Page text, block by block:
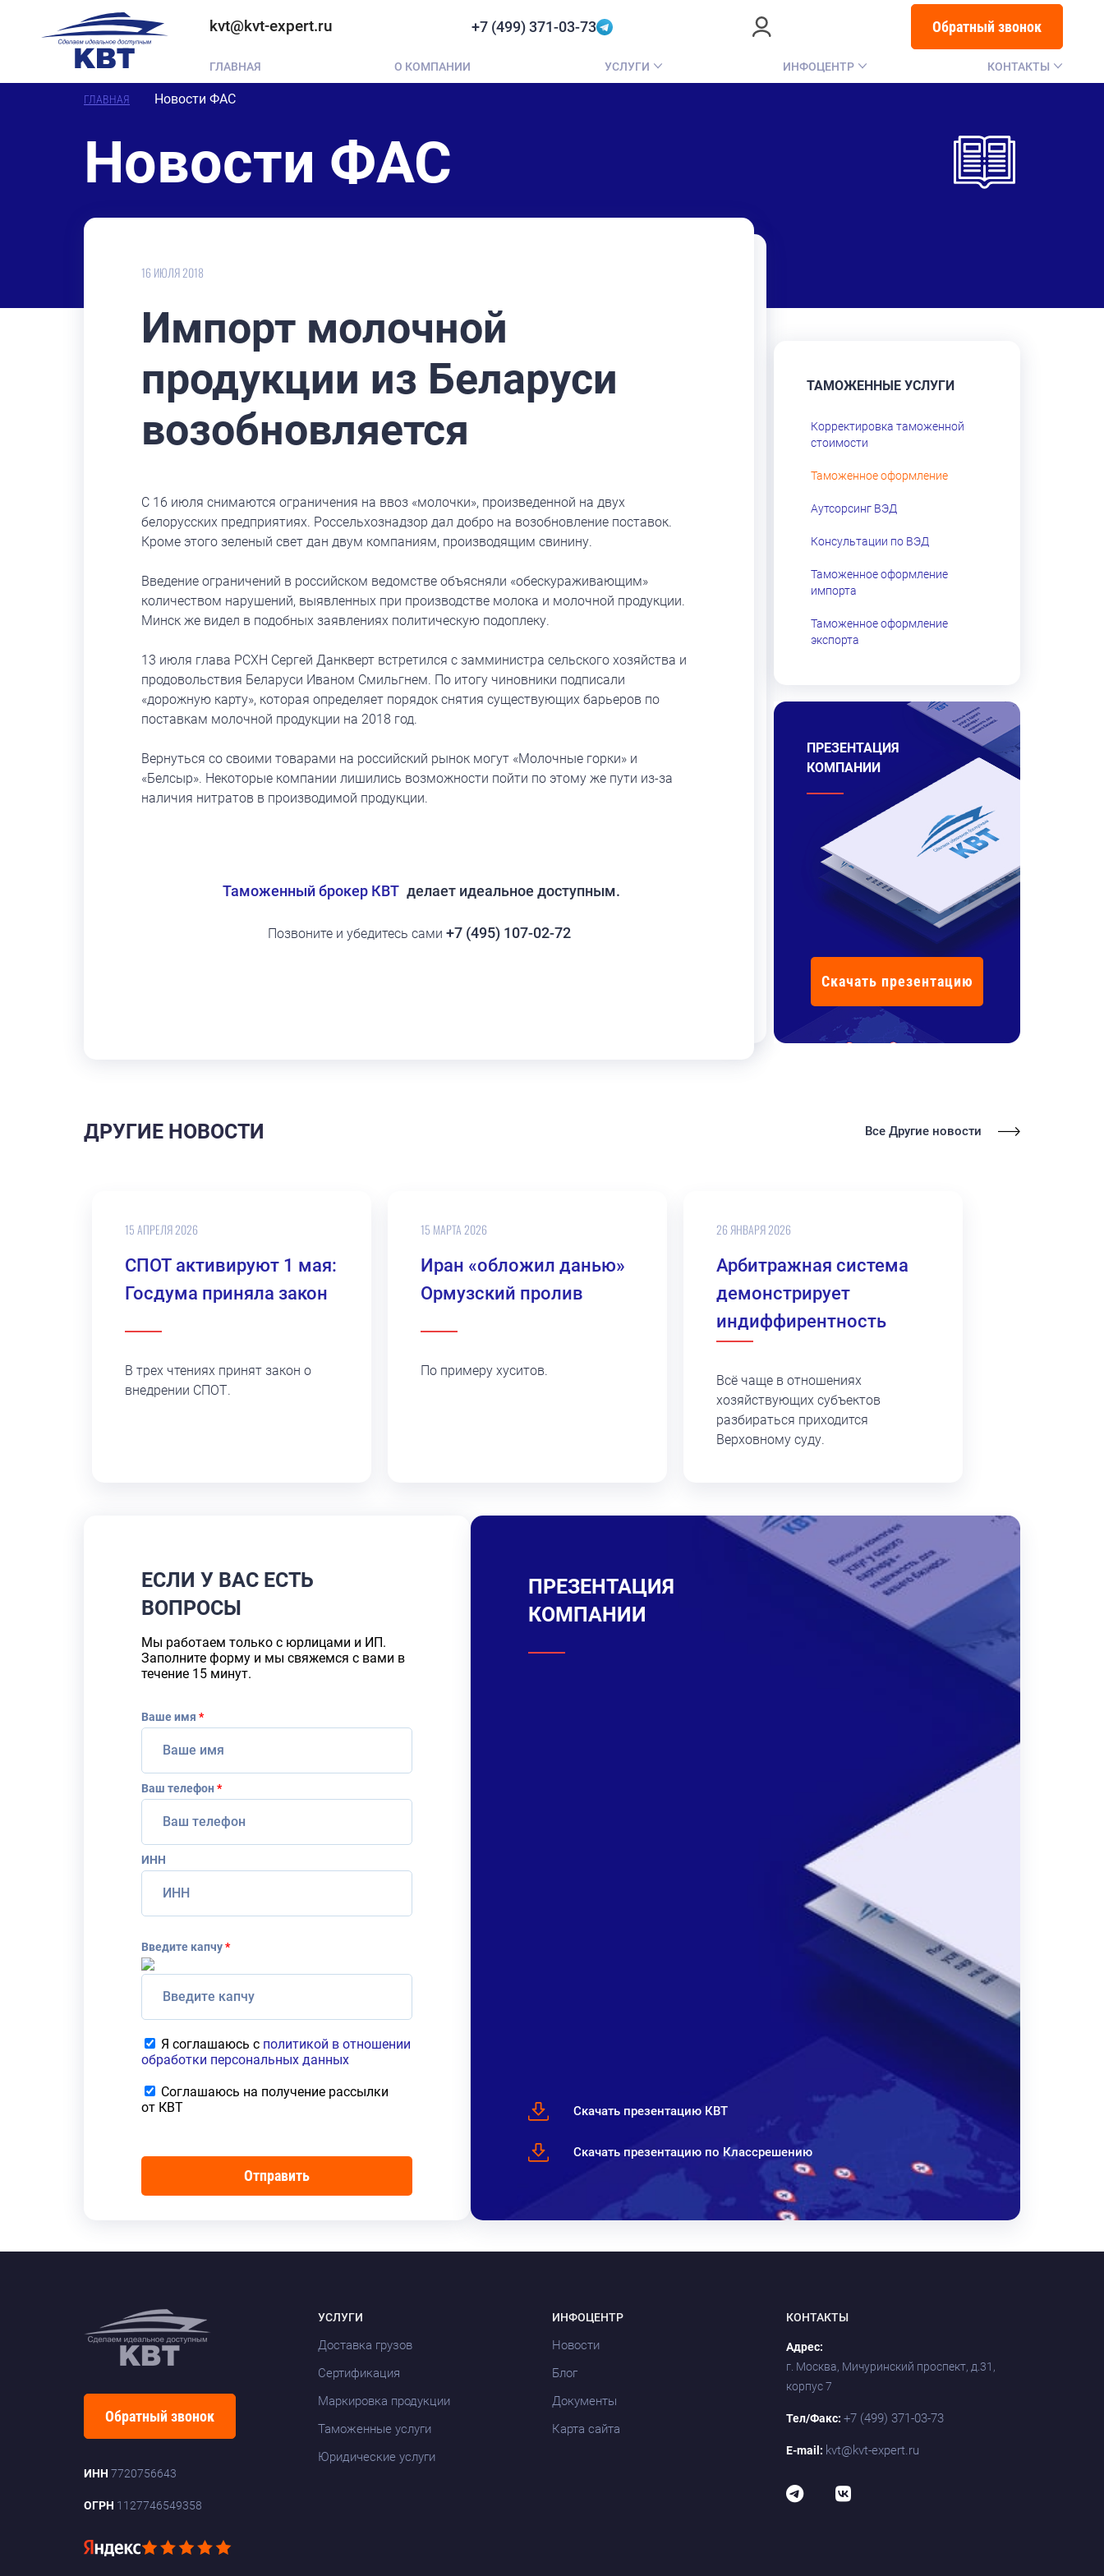
ГЛАВНАЯ О КОМПАНИИ УСЛУГИ ИНФОЦЕНТР КОНТАКТЫ
kvt@kvt-expert.ru +7 (499) 371-03-73 Обратный звонок
ГЛАВНАЯ Новости ФАС
Новости ФАС
16 ИЮЛЯ 2018
Импорт молочной
продукции из Беларуси
возобновляется
С 16 июля снимаются ограничения на ввоз «молочки», произведенной на двух
белорусских предприятиях. Россельхознадзор дал добро на возобновление поставок.
Кроме этого зеленый свет дан двум компаниям, производящим свинину.
Введение ограничений в российском ведомстве объясняли «обескураживающим»
количеством нарушений, выявленных при производстве молока и молочной продукции.
Минск же видел в подобных заявлениях политическую подоплеку.
13 июля глава РСХН Сергей Данкверт встретился с замминистра сельского хозяйства и
продовольствия Беларуси Иваном Смильгнем. По итогу чиновники подписали
«дорожную карту», которая определяет порядок снятия существующих барьеров по
поставкам молочной продукции на 2018 год.
Вернуться со своими товарами на российский рынок могут «Молочные горки» и
«Белсыр». Некоторые компании лишились возможности пойти по этому же пути из-за
наличия нитратов в производимой продукции.
Таможенный брокер КВТ делает идеальное доступным.
Позвоните и убедитесь сами +7 (495) 107-02-72
ТАМОЖЕННЫЕ УСЛУГИ
Корректировка таможенной
стоимости
Таможенное оформление
Аутсорсинг ВЭД
Консультации по ВЭД
Таможенное оформление
импорта
Таможенное оформление
экспорта
ПРЕЗЕНТАЦИЯ
КОМПАНИИ
Скачать презентацию
ДРУГИЕ НОВОСТИ Все Другие новости
15 АПРЕЛЯ 2026
СПОТ активируют 1 мая:
Госдума приняла закон
В трех чтениях принят закон о
внедрении СПОТ.
15 МАРТА 2026
Иран «обложил данью»
Ормузский пролив
По примеру хуситов.
26 ЯНВАРЯ 2026
Арбитражная система
демонстрирует
индиффирентность
Всё чаще в отношениях
хозяйствующих субъектов
разбираться приходится
Верховному суду.
ЕСЛИ У ВАС ЕСТЬ
ВОПРОСЫ
Мы работаем только с юрлицами и ИП.
Заполните форму и мы свяжемся с вами в
течение 15 минут.
Ваше имя *
Ваш телефон*
ИНН
Введите капчу*
Я соглашаюсь с политикой в отношении
обработки персональных данных
Соглашаюсь на получение рассылки
от КВТ
ПРЕЗЕНТАЦИЯ
КОМПАНИИ
Скачать презентацию КВТ
Скачать презентацию по Классрешению
Обратный звонок
ИНН 7720756643
ОГРН 1127746549358
УСЛУГИ
Доставка грузов
Сертификация
Маркировка продукции
Таможенные услуги
Юридические услуги
ИНФОЦЕНТР
Новости
Блог
Документы
Карта сайта
КОНТАКТЫ
Адрес:
г. Москва, Мичуринский проспект, д.31,
корпус 7
Тел/Факс: +7 (499) 371-03-73
E-mail: kvt@kvt-expert.ru